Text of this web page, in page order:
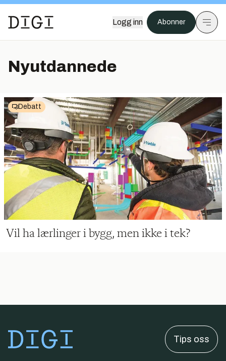
Logg inn Abonner
Nyutdannede
Debatt
Vil ha lærlinger i bygg, men ikke i tek?
Tips oss